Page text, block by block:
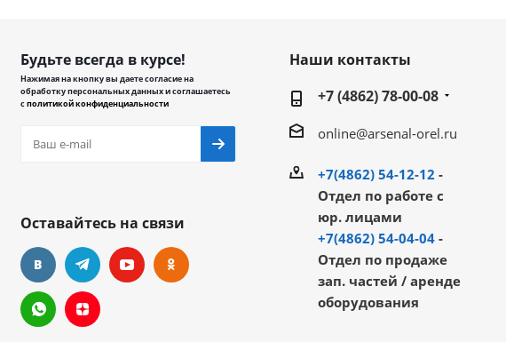
Будьте всегда в курсе!
Нажимая на кнопку вы даете согласие на
обработку персональных данных и соглашаетесь
сполитикой конфиденциальности
Оставайтесь на связи
Наши контакты
+7 (4862) 78-00-08
online@arsenal-orel.ru
+7(4862) 54-12-12 -
Отдел по работе с
юр. лицами
+7(4862) 54-04-04-
Отдел по продаже
зап. частей / аренде
оборудования